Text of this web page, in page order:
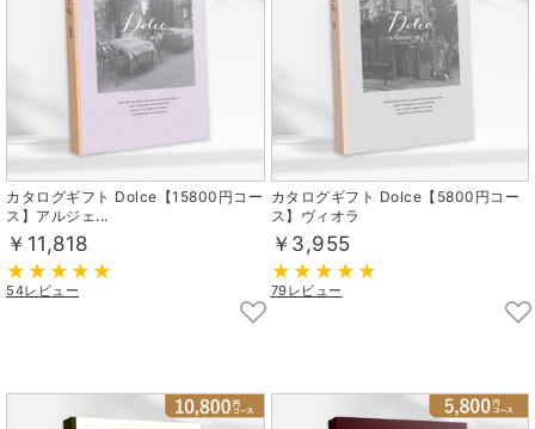
カタログギフト Dolce【15800円コー
ス】アルジェ...
￥11,818
54レビュー
カタログギフト Dolce【5800円コー
ス】ヴィオラ
￥3,955
79レビュー